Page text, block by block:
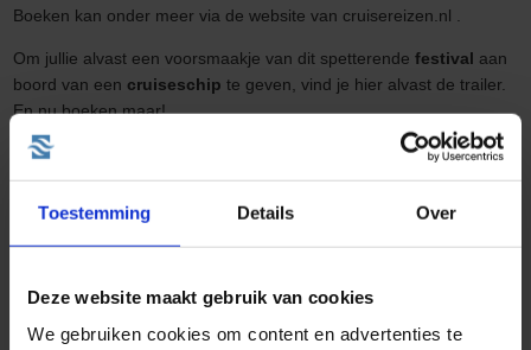
Toestemming Details Over
Deze website maakt gebruik van cookies
We gebruiken cookies om content en advertenties te
Boeken kan onder meer via de website van cruisereizen.nl .
Om jullie alvast een voorsmaakje van dit spetterendefestival aan
boord van een cruiseschip te geven, vind je hier alvast de trailer.
En nu boeken maar!